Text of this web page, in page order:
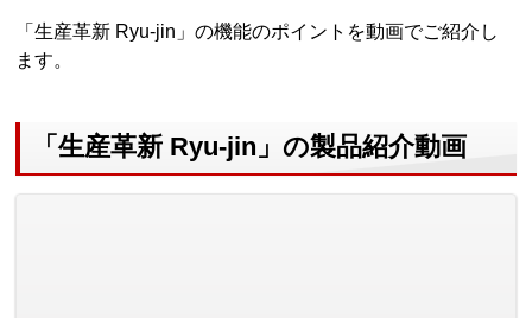
「生産革新 Ryu-jin」の機能のポイントを動画でご紹介し
ます。
「生産革新 Ryu-jin」の製品紹介動画